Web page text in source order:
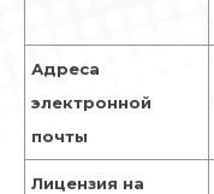
Адреса
электронной
почты
Лицензия на